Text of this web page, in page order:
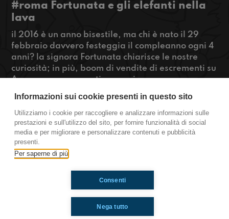
#roma Fortunata e gli elefanti nella
lava
il 2016 è un anno bisestile, ma chi è nato il 29
febbraio davvero festeggia il compleanno ogni 4
anni? la signora Fortunata chiarisce le nostre
curiosità; in più, boom di vendite di escrementi su
Amazon, spesso usati per cucinare o per
nuova! Vi proponiamo degli esperimenti da
rifare a casa: stavolta creiamo una lampada di
lava! #OkkinSu
Roma.
Ti è piaciuto? Condividilo!
Informazioni sui cookie presenti in questo sito
Utilizziamo i cookie per raccogliere e analizzare informazioni sulle
prestazioni e sull'utilizzo del sito, per fornire funzionalità di social
media e per migliorare e personalizzare contenuti e pubblicità
presenti.
Per saperne di più
Nega tutto
Consenti